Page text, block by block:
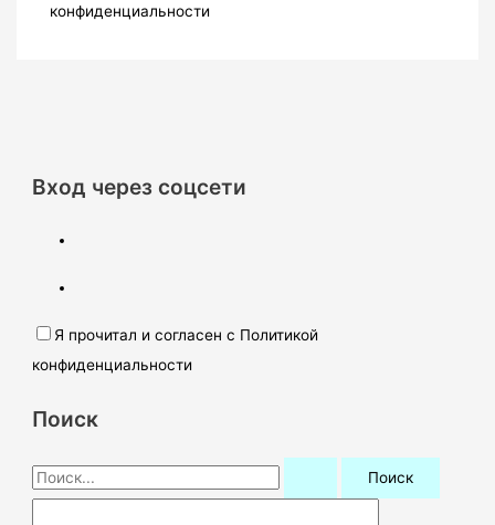
конфиденциальности
Вход через соцсети
Я прочитал и согласен с Политикой
конфиденциальности
Поиск
П
о